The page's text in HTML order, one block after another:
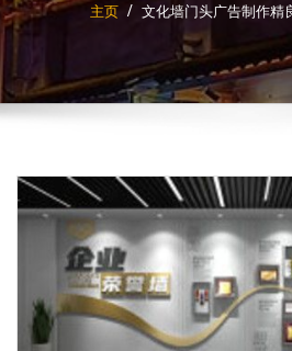
主页 文化墙门头广告制作精